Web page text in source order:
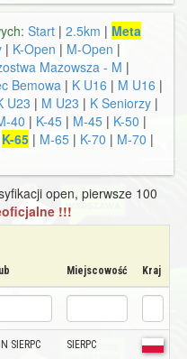
Start | 2.5km | Meta
| K-Open | M-Open |
Mazowsza - M |
Bemowa | K U16 | M U16 |
U23 | M U23 | K Seniorzy |
40 | K-45 | M-45 | K-50 |
K-65 | M-65 | K-70 | M-70 |
open, pierwsze 100
!!!
Miejscowość Kraj
SIERPC SIERPC